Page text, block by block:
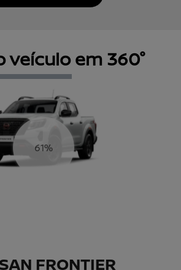
veículo em 360°
64%
FRONTIER